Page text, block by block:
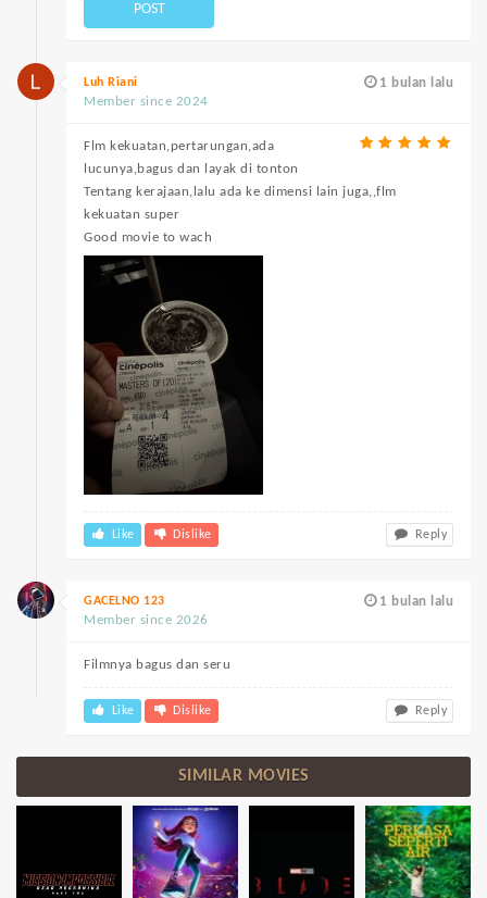
POST
1 bulan lalu
Luh Riani
Member since 2024
Flm kekuatan,pertarungan,ada
lucunya,bagus dan layak di tonton
Tentang kerajaan,lalu ada ke dimensi lain juga,,flm
kekuatan super
Good movie to wach
Like Dislike Reply
1 bulan lalu
GACELNO 123
Member since 2026
Filmnya bagus dan seru
Like Dislike Reply
SIMILAR MOVIES